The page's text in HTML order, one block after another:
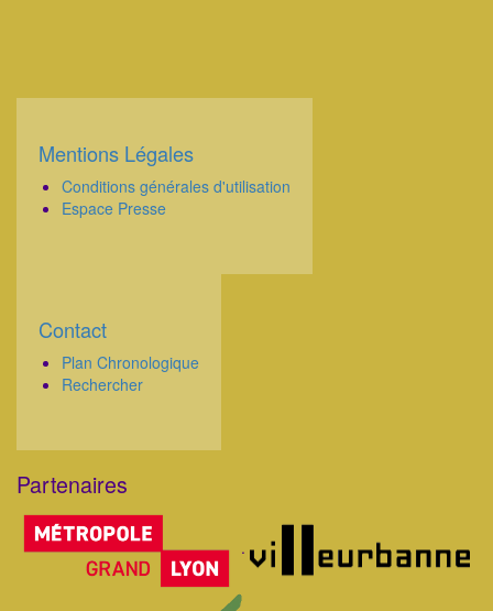
Corps
Mentions Légales
Conditions générales d'utilisation
Espace Presse
Corps
Contact
Plan Chronologique
Rechercher
Partenaires
Corps
.